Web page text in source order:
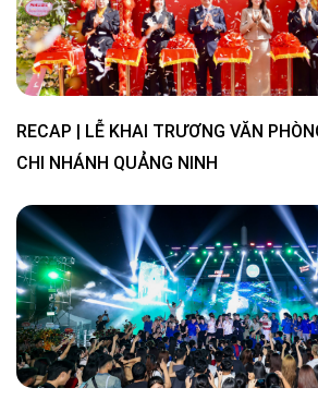
RECAP | LỄ KHAI TRƯƠNG VĂN
CHI NHÁNH QUẢNG NINH